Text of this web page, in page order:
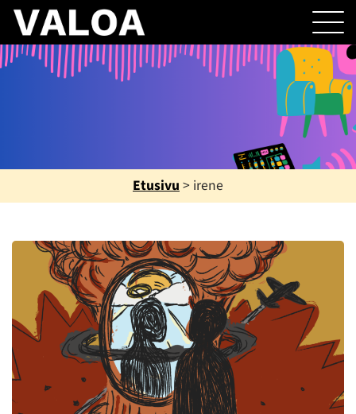
Etusivu > irene